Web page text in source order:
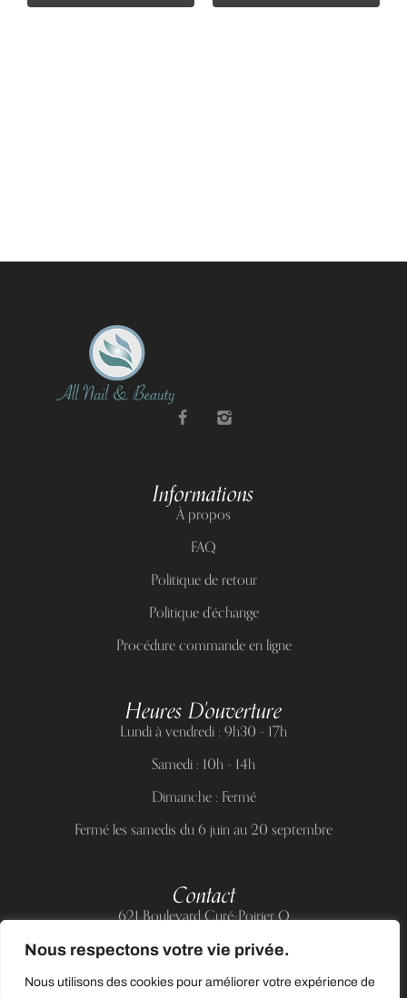
Nous respectons votre vie privée.
Nous utilisons des cookies pour améliorer votre expérience de
Informations
À propos
FAQ
Politique de retour
Politique d'échange
Procédure commande en ligne
Heures D'ouverture
Lundi à vendredi : 9h30 - 17h
Samedi : 10h - 14h
Dimanche : Fermé
Fermé les samedis du 6 juin au 20 septembre
Contact
621 Boulevard Curé-Poirier O